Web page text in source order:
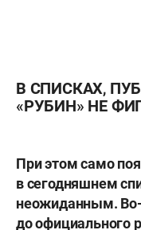
В СПИСКАХ,
«РУБИН» НЕ
При этом само
в сегодняшнем
неожиданным.
до официального